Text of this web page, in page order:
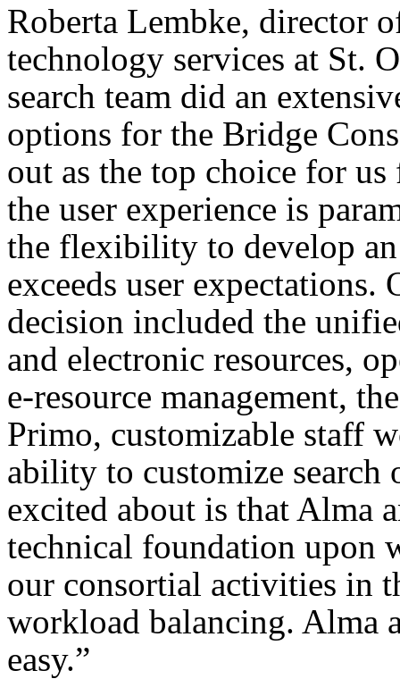
Roberta Lembke, director
technology services at St.
search team did an
options for the Bridge
out as the top choice for
the user experience is
the flexibility to develop
exceeds user
decision included the
and electronic resources,
e-resource management,
Primo, customizable staff
ability to customize search
excited about is that Alma
technical foundation upon
our consortial activities in
workload balancing. Alma
easy.”